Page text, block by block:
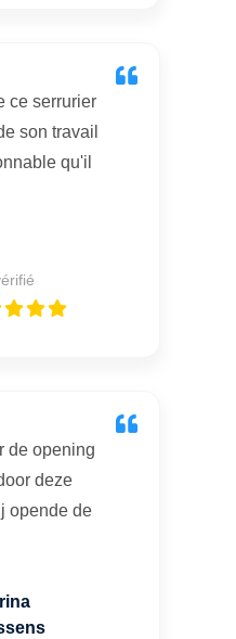
ce serrurier
son travail
qu'il
de opening
deze
opende de